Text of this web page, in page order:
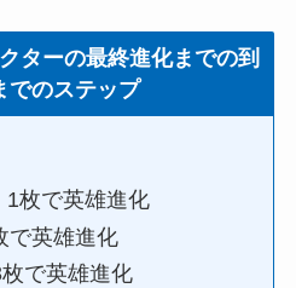
ターの最終進化までの到
でのステップ
枚で英雄進化
で英雄進化
で英雄進化